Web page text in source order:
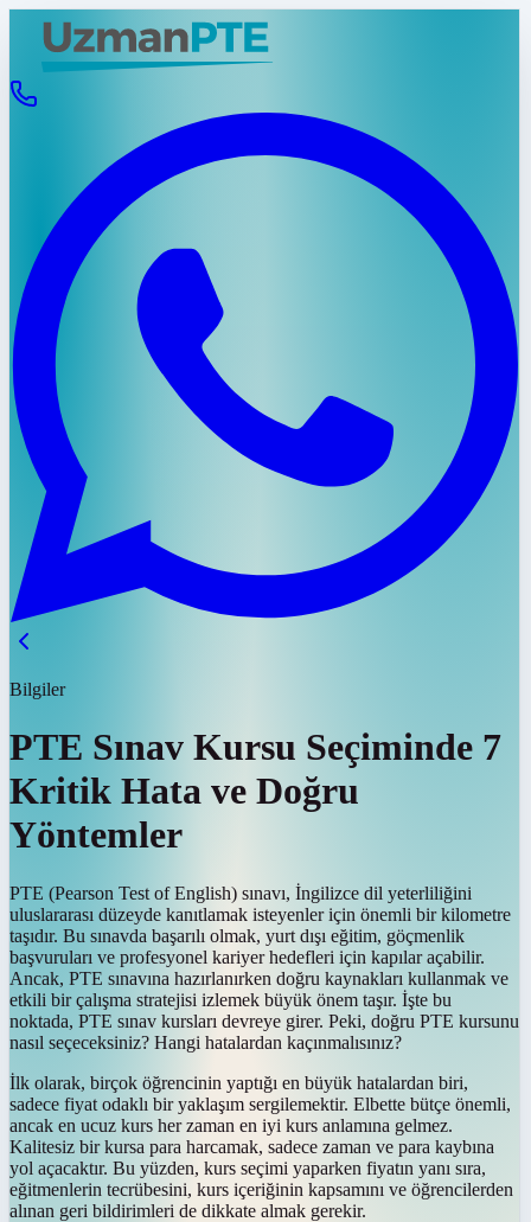
Bilgiler
PTE Sınav Kursu Seçiminde 7
Kritik Hata ve Doğru
Yöntemler
PTE (Pearson Test of English) sınavı, İngilizce dil yeterliliğini
uluslararası düzeyde kanıtlamak isteyenler için önemli bir kilometre
taşıdır. Bu sınavda başarılı olmak, yurt dışı eğitim, göçmenlik
başvuruları ve profesyonel kariyer hedefleri için kapılar açabilir.
Ancak, PTE sınavına hazırlanırken doğru kaynakları kullanmak ve
etkili bir çalışma stratejisi izlemek büyük önem taşır. İşte bu
noktada, PTE sınav kursları devreye girer. Peki, doğru PTE kursunu
nasıl seçeceksiniz? Hangi hatalardan kaçınmalısınız?
İlk olarak, birçok öğrencinin yaptığı en büyük hatalardan biri,
sadece fiyat odaklı bir yaklaşım sergilemektir. Elbette bütçe önemli,
ancak en ucuz kurs her zaman en iyi kurs anlamına gelmez.
Kalitesiz bir kursa para harcamak, sadece zaman ve para kaybına
yol açacaktır. Bu yüzden, kurs seçimi yaparken fiyatın yanı sıra,
eğitmenlerin tecrübesini, kurs içeriğinin kapsamını ve öğrencilerden
alınan geri bildirimleri de dikkate almak gerekir.